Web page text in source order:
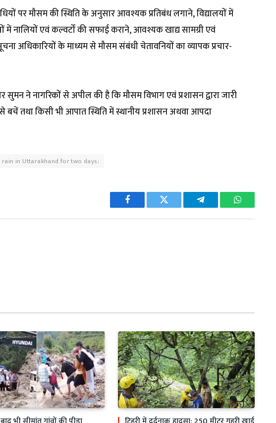
पर मौसम की स्थिति के अनुसार आवश्यक प्रतिबंध लगाने, विद्यालयों में
में नालियों एवं कल्वर्टों की सफाई कराने, आवश्यक खाद्य सामग्री एवं
अधिकारियों के माध्यम से मौसम संबंधी चेतावनियों का व्यापक प्रचार-
ने नागरिकों से अपील की है कि मौसम विभाग एवं प्रशासन द्वारा जारी
बचें तथा किसी भी आपात स्थिति में स्थानीय प्रशासन अथवा आपदा
rain in Uttarakhand for two days;
Facebook Twitter Telegram WhatsApp